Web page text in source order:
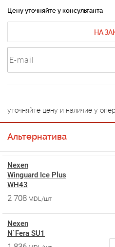
Цену уточняйте у консультанта
НА
уточняйте цену и наличие у
Альтернатива
Nexen
Winguard Ice Plus
WH43
2 708 MDL/шт
Nexen
N`Fera SU1